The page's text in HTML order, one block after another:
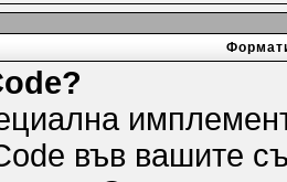
във вашите